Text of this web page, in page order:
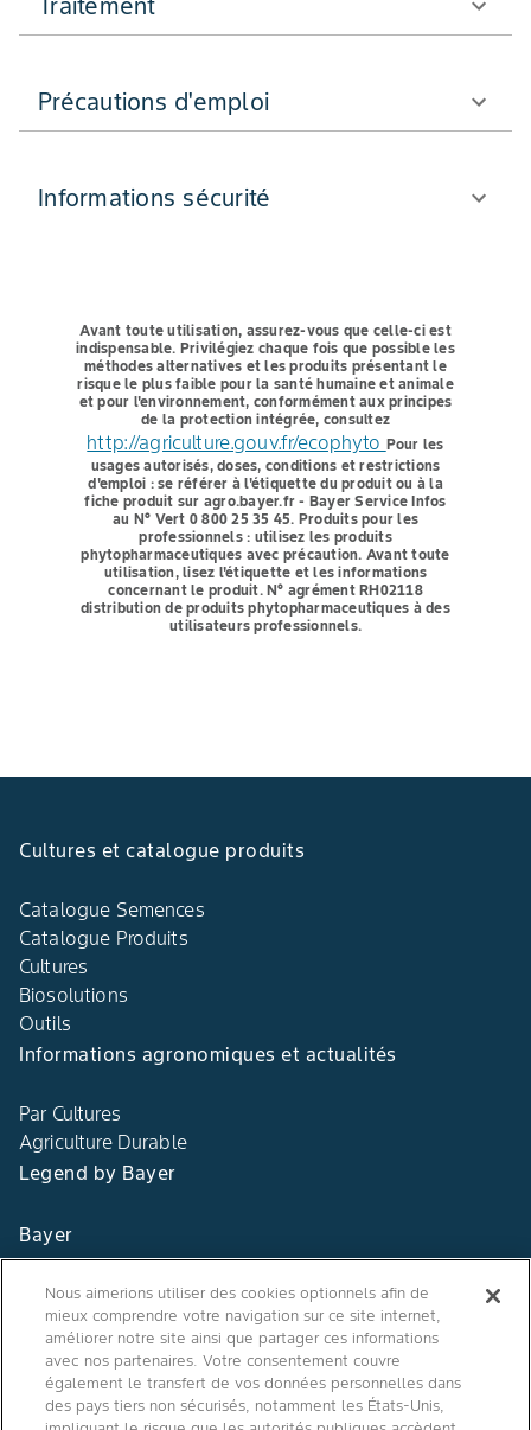
Précautions d'emploi
Informations sécurité
Avant toute utilisation, assurez-vous que celle-ci est
indispensable. Privilégiez chaque fois que possible les
méthodes alternatives et les produits présentant le
risque le plus faible pour la santé humaine et animale
et pour l'environnement, conformément aux principes
de la protection intégrée, consultez
http://agriculture.gouv.fr/ecophyto Pour les
usages autorisés, doses, conditions et restrictions
d'emploi : se référer à l'étiquette du produit ou à la
fiche produit sur agro.bayer.fr - Bayer Service Infos
au N° Vert 0 800 25 35 45. Produits pour les
professionnels : utilisez les produits
phytopharmaceutiques avec précaution. Avant toute
utilisation, lisez l'étiquette et les informations
concernant le produit. N° agrément RH02118
distribution de produits phytopharmaceutiques à des
utilisateurs professionnels.
Cultures et catalogue produits
Catalogue Semences
Catalogue Produits
Cultures
Biosolutions
Outils
Informations agronomiques et actualités
Par Cultures
Agriculture Durable
Legend by Bayer
Bayer
Contact
Qui sommes nous ?
Nous aimerions utiliser des cookies optionnels afin de
mieux comprendre votre navigation sur ce site internet,
améliorer notre site ainsi que partager ces informations
avec nos partenaires. Votre consentement couvre
également le transfert de vos données personnelles dans
des pays tiers non sécurisés, notamment les États-Unis,